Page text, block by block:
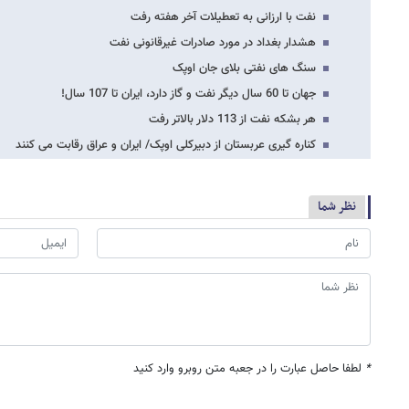
نفت با ارزانی به تعطیلات آخر هفته رفت
هشدار بغداد در مورد صادرات غیرقانونی نفت
سنگ های نفتی بلای جان اوپک
جهان تا 60 سال دیگر نفت و گاز دارد، ایران تا 107 سال!
هر بشکه نفت از 113 دلار بالاتر رفت
کناره گیری عربستان از دبیرکلی اوپک/ ایران و عراق رقابت می کنند
نظر شما
* لطفا حاصل عبارت را در جعبه متن روبرو وارد کنید